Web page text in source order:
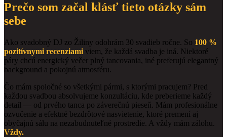
Prečo som začal klásť tieto otázky sám
sebe
Ako svadobný DJ zo Žiliny odohrám 30 svadieb ročne. So 100 %
pozitívnymi recenziami viem, že každá svadba je iná. Niektoré
páry chcú energický večer plný tancovania, iné preferujú elegantný
background a pokojnú atmosféru.
Čo mám spoločné so všetkými pármi, s ktorými pracujem? Pred
každou svadbou absolvujeme konzultáciu, kde preberieme každý
detail — od prvého tanca po záverečnú pieseň. Mám profesionálne
ozvučenie a efektné bezdrôtové nasvietenie, ktoré premení aj
obyčajnú sálu na nezabudnuteľné prostredie. A vždy mám zálohu.
Vždy.